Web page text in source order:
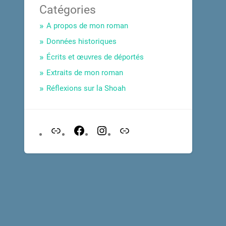
Catégories
A propos de mon roman
Données historiques
Écrits et œuvres de déportés
Extraits de mon roman
Réflexions sur la Shoah